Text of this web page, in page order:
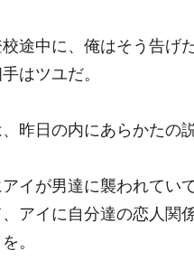
途中に、俺はそう告げた
はツユだ。
昨日の内にあらかたの説
イが男達に襲われてい
アイに自分達の恋人関
。